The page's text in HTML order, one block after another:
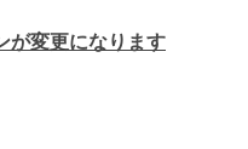
が変更になります